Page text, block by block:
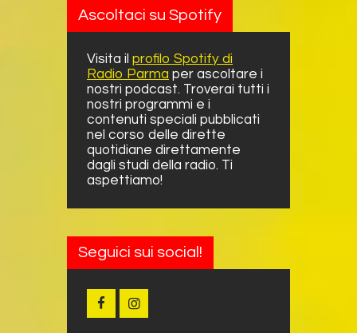
Ascoltaci su Spotify
Visita il profilo Spotify di
Radio Parma per ascoltare i
nostri podcast. Troverai tutti i
nostri programmi e i
contenuti speciali pubblicati
nel corso delle dirette
quotidiane direttamente
dagli studi della radio. Ti
aspettiamo!
Seguici sui social!